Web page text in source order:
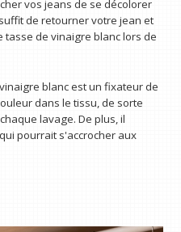
vos jeans de se décolorer
de retourner votre jean et
tasse de vinaigre blanc lors de
blanc est un fixateur de
dans le tissu, de sorte
lavage. De plus, il
pourrait s'accrocher aux